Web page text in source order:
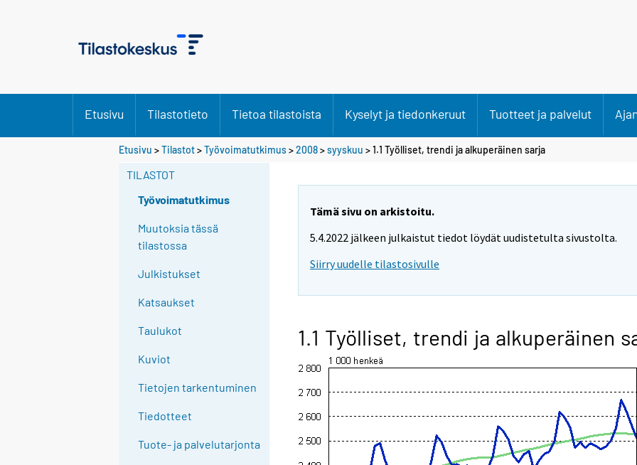
Etusivu Tilastotieto Tietoa tilastoista Kyselyt ja tiedonkeruut Tuotteet ja palvelut
Etusivu >Tilastot>Työvoimatutkimus>2008>syyskuu > 1.1 Työlliset, trendi ja alkuperäinen sarja
TILASTOT
Työvoimatutkimus
Muutoksia tässä
tilastossa
Julkistukset
Katsaukset
Taulukot
Kuviot
Tietojen tarkentuminen
Tiedotteet
Tuote- ja palvelutarjonta
Tämä sivu on arkistoitu.
5.4.2022 jälkeen julkaistut tiedot löydät uudistetulta sivustolta.
Siirry uudelle tilastosivulle
1.1 Työlliset, trendi ja alkuperäinen